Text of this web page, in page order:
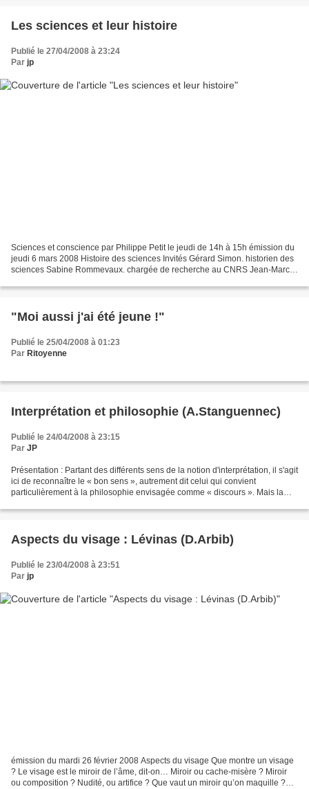
Les sciences et leur histoire
Publié le 27/04/2008 à 23:24
Par jp
Sciences et conscience par Philippe Petit le jeudi de 14h à 15h émission du
jeudi 6 mars 2008 Histoire des sciences Invités Gérard Simon. historien des
sciences Sabine Rommevaux. chargée de recherche au CNRS Jean-Marc
"Moi aussi j'ai été jeune !"
Publié le 25/04/2008 à 01:23
Par Ritoyenne
Interprétation et philosophie (A.Stanguennec)
Publié le 24/04/2008 à 23:15
Par JP
Présentation : Partant des différents sens de la notion d'interprétation, il s'agit
ici de reconnaître le « bon sens », autrement dit celui qui convient
particulièrement à la philosophie envisagée comme « discours ». Mais la
Aspects du visage : Lévinas (D.Arbib)
Publié le 23/04/2008 à 23:51
Par jp
émission du mardi 26 février 2008 Aspects du visage Que montre un visage
? Le visage est le miroir de l’âme, dit-on… Miroir ou cache-misère ? Miroir
ou composition ? Nudité, ou artifice ? Que vaut un miroir qu’on maquille ?